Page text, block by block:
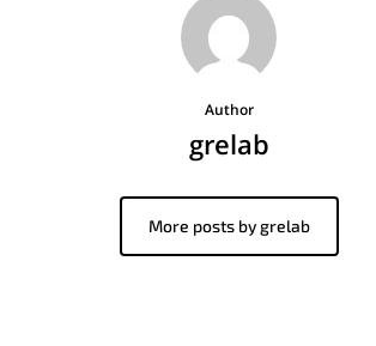
Author
grelab
More posts by grelab